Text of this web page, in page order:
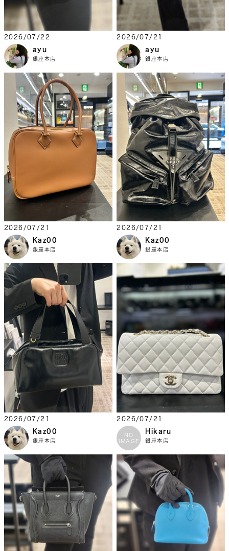
2026/07/22
ayu
銀座本店
2026/07/21
ayu
銀座本店
2026/07/21
Kaz00
銀座本店
2026/07/21
Kaz00
銀座本店
2026/07/21
Kaz00
銀座本店
2026/07/21
NO
IMAGE
Hikaru
銀座本店